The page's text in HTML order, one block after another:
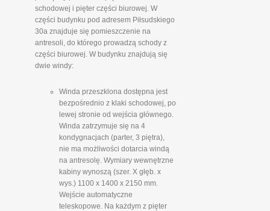
schodowej i pięter części biurowej. W
części budynku pod adresem Piłsudskiego
30a znajduje się pomieszczenie na
antresoli, do którego prowadzą schody z
części biurowej. W budynku znajdują się
dwie windy:
Winda przeszklona dostępna jest
bezpośrednio z klaki schodowej, po
lewej stronie od wejścia głównego.
Winda zatrzymuje się na 4
kondygnacjach (parter, 3 piętra),
nie ma możliwości dotarcia windą
na antresolę. Wymiary wewnętrzne
kabiny wynoszą (szer. X głęb. x
wys.) 1100 x 1400 x 2150 mm.
Wejście automatyczne
teleskopowe. Na każdym z pięter